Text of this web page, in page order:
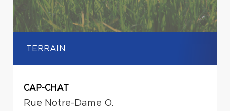
TERRAIN
CAP-CHAT
Rue Notre-Dame O.